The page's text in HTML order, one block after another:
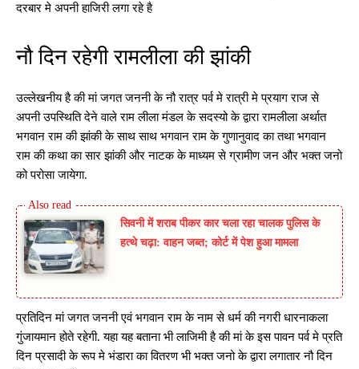
दरबार मे अपनी हाजिरी लगा रहे है
नौ दिन रहेगी रामलीला की झांकी
उल्लेखनीय है की मां जगत जननी के नौ रात्र पर्व मे रात्री मे प्रयाग राज से
अपनी उपस्थिति देने वाले राम लीला मंडल के सदस्यो के द्वारा रामलीला अर्थात
भगवान राम की झांकी के साथ साथ भगवान राम के गुणानुवाद का तथा भगवान
राम की कथा का सार झांकी और नाटक के माध्यम से ग्रामीण जन और भक्त जनो
को परोसा जायेगा.
सिवनी में शराब पीकर कार चला रहा चालक पुलिस के
हत्थे चढ़ा: वाहन जब्त; कोर्ट में पेश हुआ मामला
प्रतिदिन मां जगत जननी एवं भगवान राम के नाम से धर्म की नगरी धारनाकला
गुंजायमान होते रहेगी. यहा यह बताना भी लाजिमी है की मां के इस पावन पर्व मे प्रति
दिन प्रसादी के रूप मे भंडारा का वितरण भी भक्त जनो के द्वारा लगातार नौ दिन